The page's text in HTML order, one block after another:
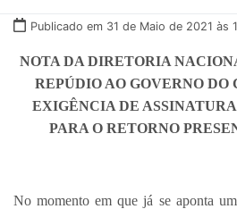
Publicado em 31 de Maio de 2021 às
NOTA DA DIRETORIA
REPÚDIO AO GOVERNO DO
EXIGÊNCIA DE
PARA O RETORNO
No momento em que já se aponta